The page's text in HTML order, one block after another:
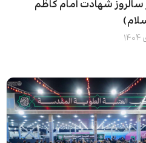
سالروز شهادت امام کاظم